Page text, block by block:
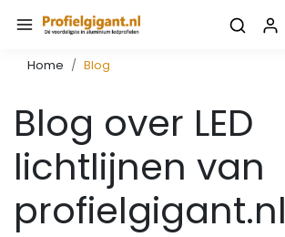
Home Blog
Blog over LED
lichtlijnen van
profielgigant.nl